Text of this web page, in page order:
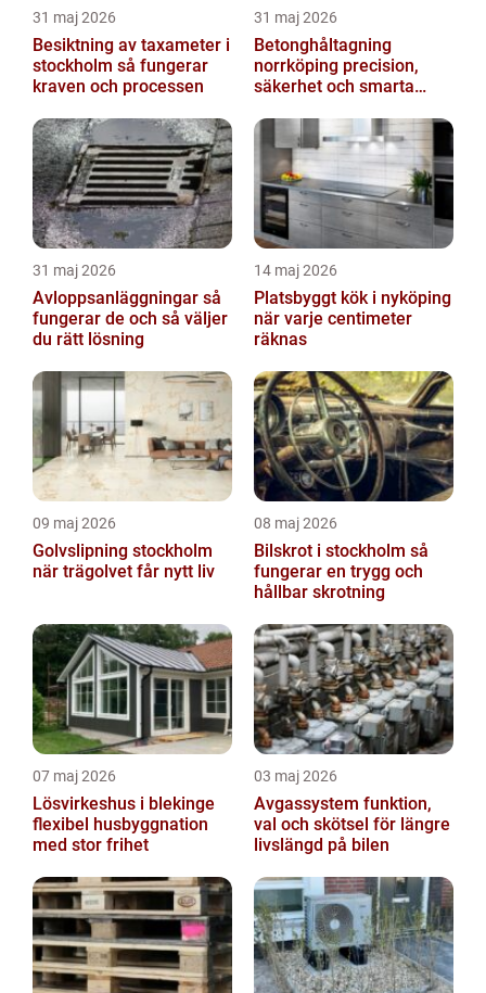
31 maj 2026
Besiktning av taxameter i
stockholm så fungerar
kraven och processen
31 maj 2026
Betonghåltagning
norrköping precision,
säkerhet och smarta
31 maj 2026
Avloppsanläggningar så
fungerar de och så väljer
du rätt lösning
14 maj 2026
Platsbyggt kök i nyköping
när varje centimeter
räknas
09 maj 2026
Golvslipning stockholm
när trägolvet får nytt liv
08 maj 2026
Bilskrot i stockholm så
fungerar en trygg och
hållbar skrotning
07 maj 2026
Lösvirkeshus i blekinge
flexibel husbyggnation
med stor frihet
03 maj 2026
Avgassystem funktion,
val och skötsel för längre
livslängd på bilen